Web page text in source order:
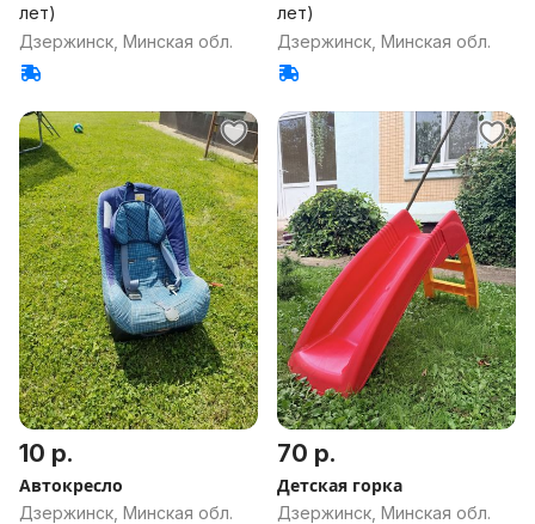
лет)
Дзержинск, Минская обл.
лет)
Дзержинск, Минская обл.
10 р.
Автокресло
Дзержинск, Минская обл.
70 р.
Детская горка
Дзержинск, Минская обл.